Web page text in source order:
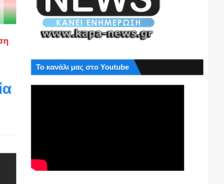
Το κανάλι μας στο Youtube